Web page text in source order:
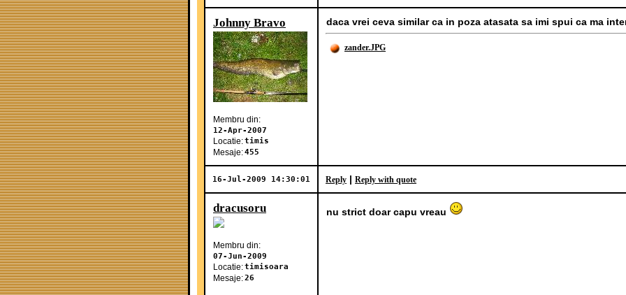
Johnny Bravo
Membru din:
12-Apr-2007
Locatie:timis
Mesaje:455
daca vrei ceva similar ca in poza atasata sa imi spui ca ma
zander.JPG
16-Jul-2009 14:30:01 Reply | Reply with quote
dracusoru
Membru din:
07-Jun-2009
Locatie:timisoara
Mesaje:26
nu strict doar capu vreau